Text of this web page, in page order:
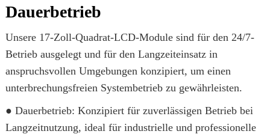
Dauerbetrieb
Unsere 17-Zoll-Quadrat-LCD-Module sind für den 24/7-
Betrieb ausgelegt und für den Langzeiteinsatz in
anspruchsvollen Umgebungen konzipiert, um einen
unterbrechungsfreien Systembetrieb zu gewährleisten.
● Dauerbetrieb: Konzipiert für zuverlässigen Betrieb bei
Langzeitnutzung, ideal für industrielle und professionelle